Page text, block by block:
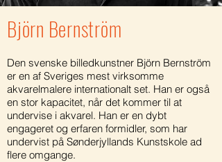
Björn Bernström
Den svenske billedkunstner Björn Bernström
er en af Sveriges mest virksomme
akvarelmalere internationalt set. Han er også
en stor kapacitet, når det kommer til at
undervise i akvarel. Han er en dybt
engageret og erfaren formidler, som har
undervist på Sønderjyllands Kunstskole ad
flere omgange.